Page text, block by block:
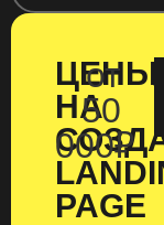
ЦЕНЫ
НА
PAGE
от
50
000₽